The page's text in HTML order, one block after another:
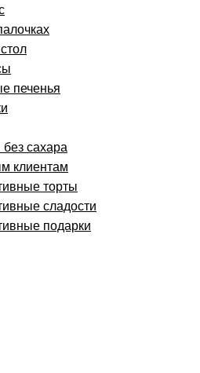
печенья
сахара
клиентам
торты
сладости
подарки